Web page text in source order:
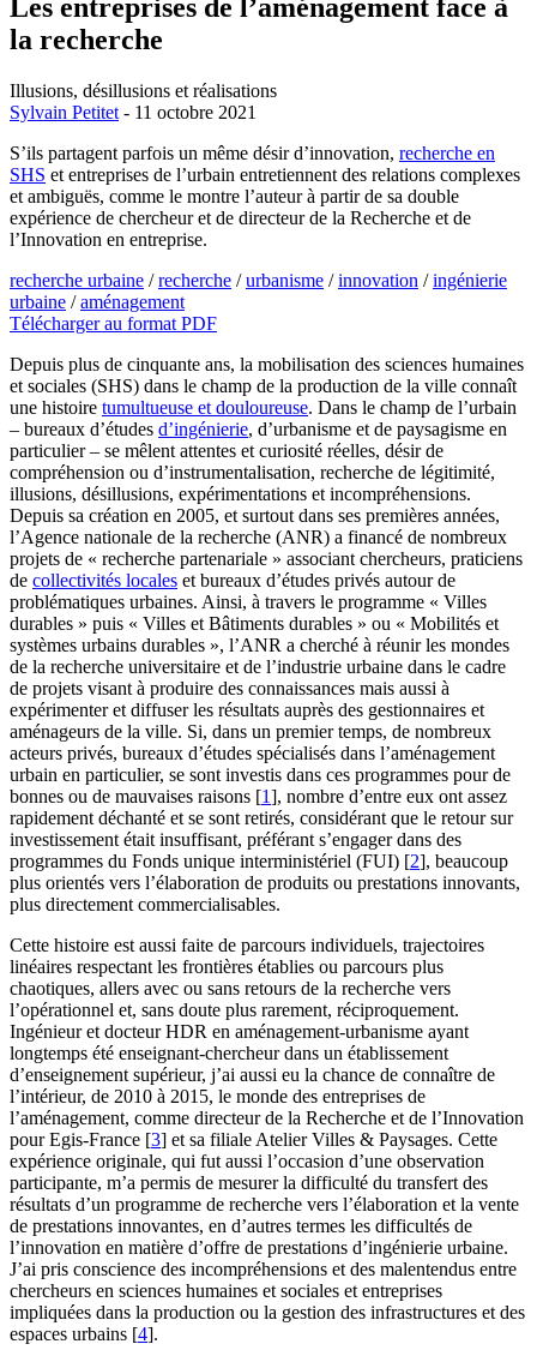
Les entreprises de l’aménagement face à
la recherche
Illusions, désillusions et réalisations
Sylvain Petitet - 11 octobre 2021
S’ils partagent parfois un même désir d’innovation, recherche en
SHS et entreprises de l’urbain entretiennent des relations complexes
et ambiguës, comme le montre l’auteur à partir de sa double
expérience de chercheur et de directeur de la Recherche et de
l’Innovation en entreprise.
recherche urbaine /recherche /urbanisme /innovation /ingénierie
urbaine /aménagement
Télécharger au format PDF
Depuis plus de cinquante ans, la mobilisation des sciences humaines
et sociales (SHS) dans le champ de la production de la ville connaît
une histoire tumultueuse et douloureuse. Dans le champ de l’urbain
– bureaux d’études d’ingénierie, d’urbanisme et de paysagisme en
particulier – se mêlent attentes et curiosité réelles, désir de
compréhension ou d’instrumentalisation, recherche de légitimité,
illusions, désillusions, expérimentations et incompréhensions.
Depuis sa création en 2005, et surtout dans ses premières années,
l’Agence nationale de la recherche (ANR) a financé de nombreux
projets de « recherche partenariale » associant chercheurs, praticiens
de collectivités locales et bureaux d’études privés autour de
problématiques urbaines. Ainsi, à travers le programme « Villes
durables » puis « Villes et Bâtiments durables » ou « Mobilités et
systèmes urbains durables », l’ANR a cherché à réunir les mondes
de la recherche universitaire et de l’industrie urbaine dans le cadre
de projets visant à produire des connaissances mais aussi à
expérimenter et diffuser les résultats auprès des gestionnaires et
aménageurs de la ville. Si, dans un premier temps, de nombreux
acteurs privés, bureaux d’études spécialisés dans l’aménagement
urbain en particulier, se sont investis dans ces programmes pour de
bonnes ou de mauvaises raisons [1], nombre d’entre eux ont assez
rapidement déchanté et se sont retirés, considérant que le retour sur
investissement était insuffisant, préférant s’engager dans des
programmes du Fonds unique interministériel (FUI) [2], beaucoup
plus orientés vers l’élaboration de produits ou prestations innovants,
plus directement commercialisables.
Cette histoire est aussi faite de parcours individuels, trajectoires
linéaires respectant les frontières établies ou parcours plus
chaotiques, allers avec ou sans retours de la recherche vers
l’opérationnel et, sans doute plus rarement, réciproquement.
Ingénieur et docteur HDR en aménagement-urbanisme ayant
longtemps été enseignant-chercheur dans un établissement
d’enseignement supérieur, j’ai aussi eu la chance de connaître de
l’intérieur, de 2010 à 2015, le monde des entreprises de
l’aménagement, comme directeur de la Recherche et de l’Innovation
pour Egis-France [3] et sa filiale Atelier Villes & Paysages. Cette
expérience originale, qui fut aussi l’occasion d’une observation
participante, m’a permis de mesurer la difficulté du transfert des
résultats d’un programme de recherche vers l’élaboration et la vente
de prestations innovantes, en d’autres termes les difficultés de
l’innovation en matière d’offre de prestations d’ingénierie urbaine.
J’ai pris conscience des incompréhensions et des malentendus entre
chercheurs en sciences humaines et sociales et entreprises
impliquées dans la production ou la gestion des infrastructures et des
espaces urbains [4].